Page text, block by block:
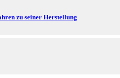
zu seiner Herstellung